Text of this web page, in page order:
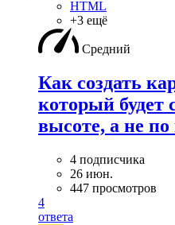
HTML
+3 ещё
Средний
Как создать
который будет
высоте, а не
4 подписчика
26 июн.
447 просмотров
4
ответа